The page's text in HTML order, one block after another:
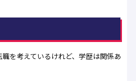
職を考えているけれど、学歴は関係あ